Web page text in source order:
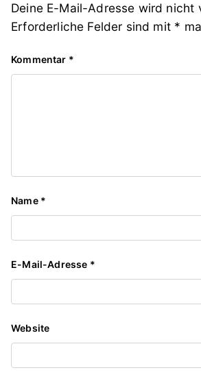
Deine E-Mail-Adresse wird nicht
Erforderliche Felder sind mit *
Kommentar *
Name *
E-Mail-Adresse *
Website